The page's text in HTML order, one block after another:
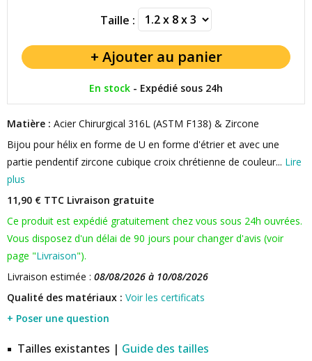
Taille :
En stock - Expédié sous 24h
Matière : Acier Chirurgical 316L (ASTM F138) & Zircone
Bijou pour hélix en forme de U en forme d'étrier et avec une
partie pendentif zircone cubique croix chrétienne de couleur... Lire
plus
11,90 € TTC Livraison gratuite
Ce produit est expédié gratuitement chez vous sous 24h ouvrées.
Vous disposez d'un délai de 90 jours pour changer d'avis (voir
page "Livraison").
Livraison estimée : 08/08/2026 à 10/08/2026
Qualité des matériaux : Voir les certificats
+ Poser une question
Tailles existantes | Guide des tailles